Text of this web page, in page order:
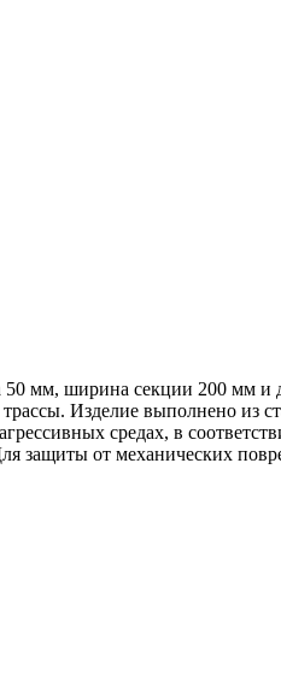
ширина секции 200 мм и
Изделие выполнено из
средах, в
от механических